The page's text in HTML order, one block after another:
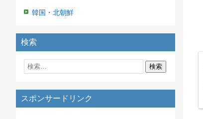
韓国・北朝鮮
検索
スポンサードリンク